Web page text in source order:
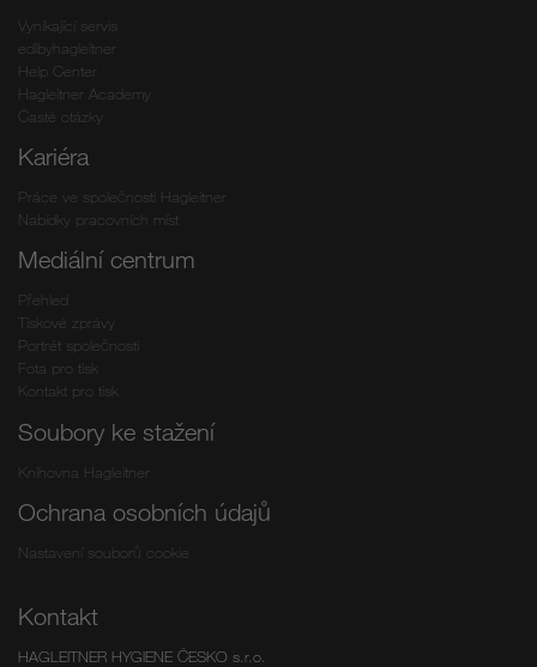
Vynikající servis
edibyhagleitner
Help Center
Hagleitner Academy
Časté otázky
Kariéra
Práce ve společnosti Hagleitner
Nabídky pracovních míst
Mediální centrum
Přehled
Tiskové zprávy
Portrét společnosti
Fota pro tisk
Kontakt pro tisk
Soubory ke stažení
Knihovna Hagleitner
Ochrana osobních údajů
Nastavení souborů cookie
Kontakt
HAGLEITNER HYGIENE ČESKO s.r.o.